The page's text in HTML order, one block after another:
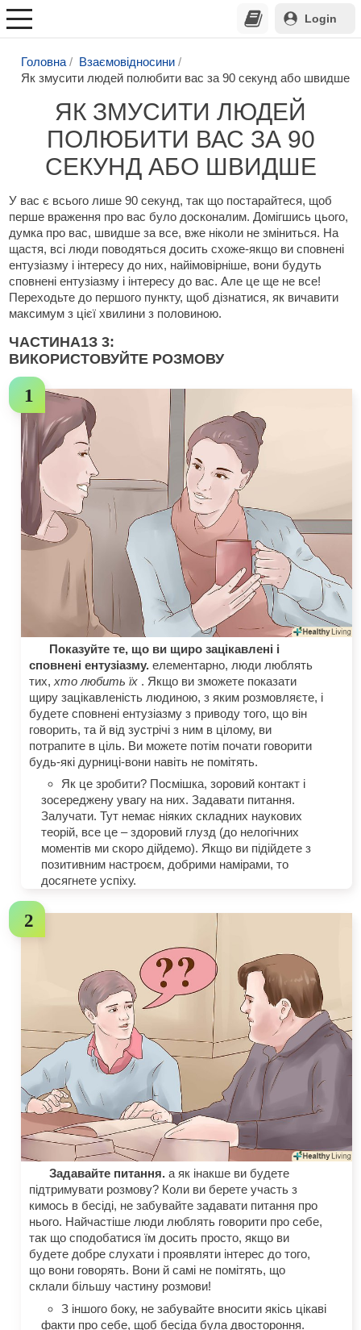
Login
Головна
Взаємовідносини
Як змусити людей полюбити вас за 90 секунд або швидше
ЯК ЗМУСИТИ ЛЮДЕЙ
ПОЛЮБИТИ ВАС ЗА 90
СЕКУНД АБО ШВИДШЕ
У вас є всього лише 90 секунд, так що постарайтеся, щоб
перше враження про вас було досконалим. Домігшись цього,
думка про вас, швидше за все, вже ніколи не зміниться. На
щастя, всі люди поводяться досить схоже-якщо ви сповнені
ентузіазму і інтересу до них, найімовірніше, вони будуть
сповнені ентузіазму і інтересу до вас. Але це ще не все!
Переходьте до першого пункту, щоб дізнатися, як вичавити
максимум з цієї хвилини з половиною.
ЧАСТИНА1З 3:
ВИКОРИСТОВУЙТЕ РОЗМОВУ
Показуйте те, що ви щиро зацікавлені і
сповнені ентузіазму. елементарно, люди люблять
тих,хто любить їх . Якщо ви зможете показати
щиру зацікавленість людиною, з яким розмовляєте, і
будете сповнені ентузіазму з приводу того, що він
говорить, та й від зустрічі з ним в цілому, ви
потрапите в ціль. Ви можете потім почати говорити
будь-які дурниці-вони навіть не помітять.
Як це зробити? Посмішка, зоровий контакт і
зосереджену увагу на них. Задавати питання.
Залучати. Тут немає ніяких складних наукових
теорій, все це – здоровий глузд (до нелогічних
моментів ми скоро дійдемо). Якщо ви підійдете з
позитивним настроєм, добрими намірами, то
досягнете успіху.
Задавайте питання. а як інакше ви будете
підтримувати розмову? Коли ви берете участь з
кимось в бесіді, не забувайте задавати питання про
нього. Найчастіше люди люблять говорити про себе,
так що сподобатися їм досить просто, якщо ви
будете добре слухати і проявляти інтерес до того,
що вони говорять. Вони й самі не помітять, що
склали більшу частину розмови!
З іншого боку, не забувайте вносити якісь цікаві
факти про себе, щоб бесіда була двостороння.